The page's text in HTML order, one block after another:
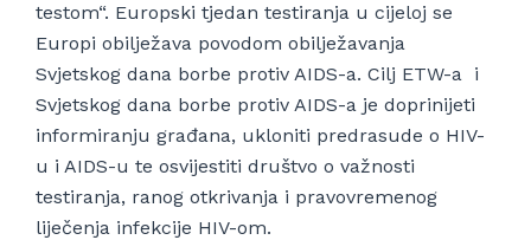
testom“. Europski tjedan testiranja u cijeloj se
Europi obilježava povodom obilježavanja
Svjetskog dana borbe protiv AIDS-a. Cilj ETW-a i
Svjetskog dana borbe protiv AIDS-a je doprinijeti
informiranju građana, ukloniti predrasude o HIV-
u i AIDS-u te osvijestiti društvo o važnosti
testiranja, ranog otkrivanja i pravovremenog
liječenja infekcije HIV-om.